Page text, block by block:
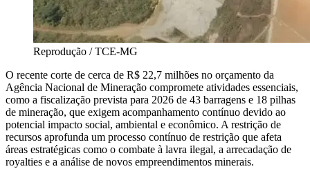
Reprodução / TCE-MG
O recente corte de cerca de R$ 22,7 milhões no orçamento da
Agência Nacional de Mineração compromete atividades essenciais,
como a fiscalização prevista para 2026 de 43 barragens e 18 pilhas
de mineração, que exigem acompanhamento contínuo devido ao
potencial impacto social, ambiental e econômico. A restrição de
recursos aprofunda um processo contínuo de restrição que afeta
áreas estratégicas como o combate à lavra ilegal, a arrecadação de
royalties e a análise de novos empreendimentos minerais.